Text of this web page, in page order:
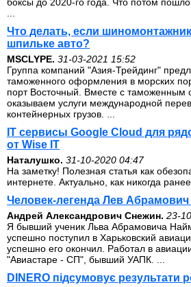
Что делать, если
шпильке авто?
MSCLYPE. 31-03-2021 15:52
Группа компаний "Азия-Трейдинг"
таможенного оформления в морских
порт Восточный. Вместе с
оказываем услуги международной
контейнерных грузов. ...
IT сервисы Google Cloud для
от Wise IT
Наталушко. 31-10-2020 04:47
На заметку! Полезная статья как
интернете. Актуально, как никогда
Человек-легенда Лев
Андрей Александрович Снежин. 23-
Я бывший ученик Льва Абрамовича
успешно поступил в Харьковский
успешно его окончил. Работал в
"Авиастаре - СП", бывший УАПК. ...
DINERO підсумовує результати